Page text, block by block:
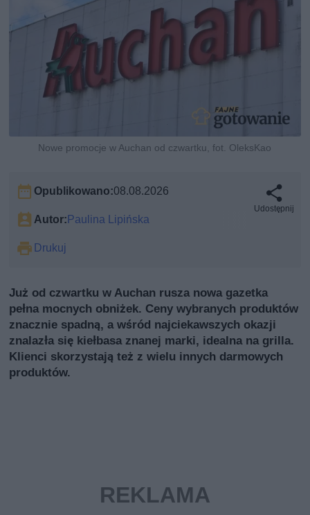
Nowe promocje w Auchan od czwartku, fot. OleksKao
Opublikowano:08.08.2026
Autor:Paulina Lipińska
Drukuj
Udostępnij
Już od czwartku w Auchan rusza nowa gazetka
pełna mocnych obniżek. Ceny wybranych produktów
znacznie spadną, a wśród najciekawszych okazji
znalazła się kiełbasa znanej marki, idealna na grilla.
Klienci skorzystają też z wielu innych darmowych
produktów.